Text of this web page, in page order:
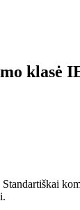
klasė